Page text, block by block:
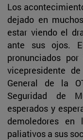
Los
dejado en
estar viendo el
ante sus ojos.
pronunciados
vicepresidente
General de la
Seguridad de
esperados y
demoledores
paliativos a sus